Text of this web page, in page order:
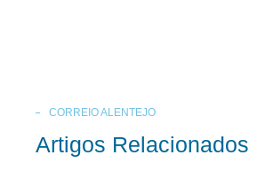
CORREIO ALENTEJO
Artigos Relacionados